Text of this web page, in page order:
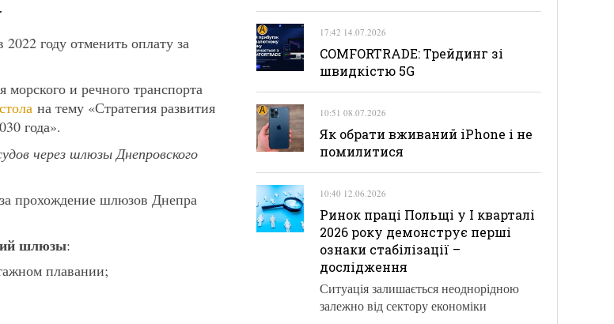
году отменить оплату за
и речного транспорта
на тему «Стратегия развития
года».
через шлюзы Днепровского
прохождение шлюзов Днепра
шлюзы:
плавании;
17:42 14.07.2026
COMFORTRADE: Трейдинг зі
швидкістю 5G
10:51 08.07.2026
Як обрати вживаний iPhone і не
помилитися
10:40 12.06.2026
Ринок праці Польщі у І кварталі
2026 року демонструє перші
ознаки стабілізації –
дослідження
Ситуація залишається неоднорідною
залежно від сектору економіки